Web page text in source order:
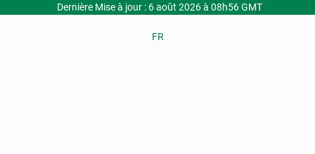
Dernière Mise à jour : 6 août 2026 à 08h56 GMT
FR